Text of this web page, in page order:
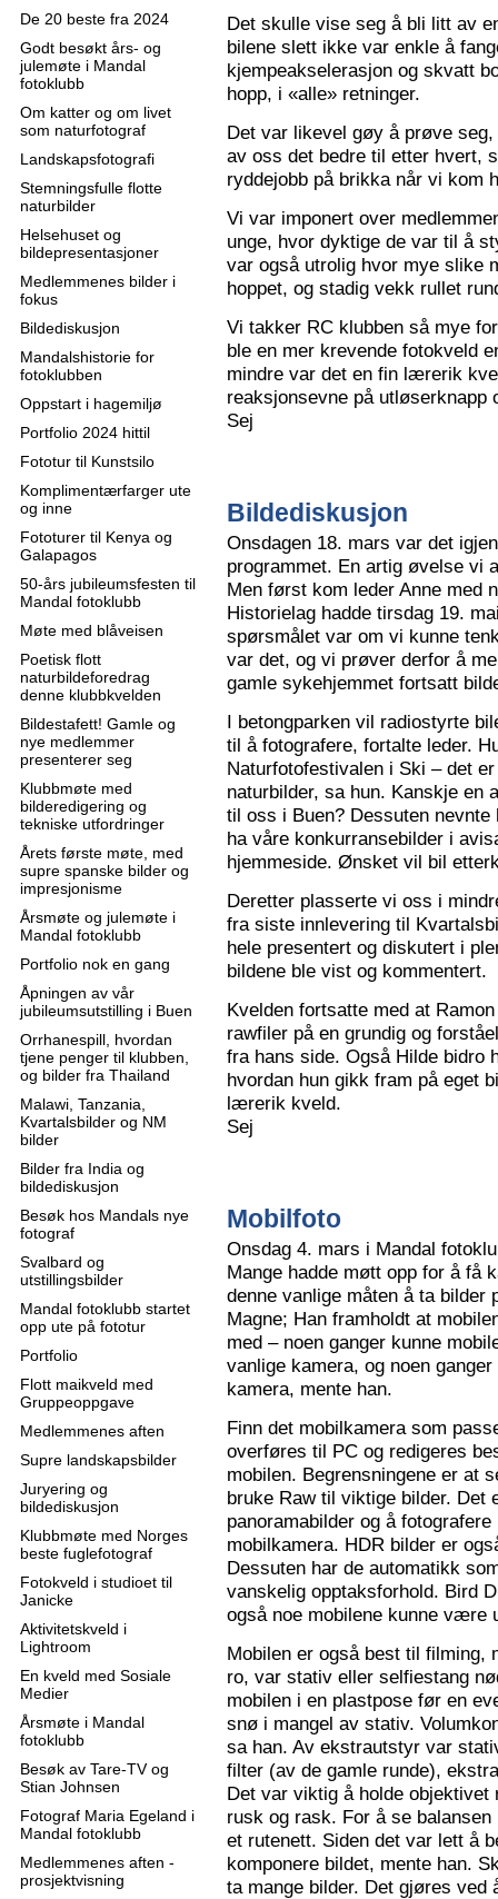
De 20 beste fra 2024
Godt besøkt års- og
julemøte i Mandal
fotoklubb
Om katter og om livet
som naturfotograf
Landskapsfotografi
Stemningsfulle flotte
naturbilder
Helsehuset og
bildepresentasjoner
Medlemmenes bilder i
fokus
Bildediskusjon
Mandalshistorie for
fotoklubben
Oppstart i hagemiljø
Portfolio 2024 hittil
Fototur til Kunstsilo
Komplimentærfarger ute
og inne
Fototurer til Kenya og
Galapagos
50-års jubileumsfesten til
Mandal fotoklubb
Møte med blåveisen
Poetisk flott
naturbildeforedrag
denne klubbkvelden
Bildestafett! Gamle og
nye medlemmer
presenterer seg
Klubbmøte med
bilderedigering og
tekniske utfordringer
Årets første møte, med
supre spanske bilder og
impresjonisme
Årsmøte og julemøte i
Mandal fotoklubb
Portfolio nok en gang
Åpningen av vår
jubileumsutstilling i Buen
Orrhanespill, hvordan
tjene penger til klubben,
og bilder fra Thailand
Malawi, Tanzania,
Kvartalsbilder og NM
bilder
Bilder fra India og
bildediskusjon
Besøk hos Mandals nye
fotograf
Svalbard og
utstillingsbilder
Mandal fotoklubb startet
opp ute på fototur
Portfolio
Flott maikveld med
Gruppeoppgave
Medlemmenes aften
Supre landskapsbilder
Juryering og
bildediskusjon
Klubbmøte med Norges
beste fuglefotograf
Fotokveld i studioet til
Janicke
Aktivitetskveld i
Lightroom
En kveld med Sosiale
Medier
Årsmøte i Mandal
fotoklubb
Besøk av Tare-TV og
Stian Johnsen
Fotograf Maria Egeland i
Mandal fotoklubb
Medlemmenes aften -
prosjektvisning
Det skulle vise seg å bli litt av
bilene slett ikke var enkle å
kjempeakselerasjon og skvatt
hopp, i «alle» retninger.
Det var likevel gøy å prøve
av oss det bedre til etter hvert,
ryddejobb på brikka når vi kom
Vi var imponert over
unge, hvor dyktige de var til å
var også utrolig hvor mye slike
hoppet, og stadig vekk rullet
Vi takker RC klubben så mye
ble en mer krevende fotokveld
mindre var det en fin lærerik
reaksjonsevne på utløserknapp
Sej
Bildediskusjon
Onsdagen 18. mars var det
programmet. En artig øvelse vi
Men først kom leder Anne med
Historielag hadde tirsdag 19.
spørsmålet var om vi kunne
var det, og vi prøver derfor å
gamle sykehjemmet fortsatt
I betongparken vil radiostyrte
til å fotografere, fortalte leder.
Naturfotofestivalen i Ski – det
naturbilder, sa hun. Kanskje en
til oss i Buen? Dessuten
ha våre konkurransebilder i
hjemmeside. Ønsket vil bil
Deretter plasserte vi oss i
fra siste innlevering til
hele presentert og diskutert i
bildene ble vist og kommentert.
Kvelden fortsatte med at
rawfiler på en grundig og
fra hans side. Også Hilde bidro
hvordan hun gikk fram på eget
lærerik kveld.
Sej
Mobilfoto
Onsdag 4. mars i Mandal
Mange hadde møtt opp for å få
denne vanlige måten å ta bilder
Magne; Han framholdt at
med – noen ganger kunne
vanlige kamera, og noen
kamera, mente han.
Finn det mobilkamera som
overføres til PC og redigeres
mobilen. Begrensningene er at
bruke Raw til viktige bilder. Det
panoramabilder og å
mobilkamera. HDR bilder er
Dessuten har de automatikk
vanskelig opptaksforhold. Bird
også noe mobilene kunne være
Mobilen er også best til filming,
ro, var stativ eller selfiestang
mobilen i en plastpose før en
snø i mangel av stativ.
sa han. Av ekstrautstyr var
filter (av de gamle runde),
Det var viktig å holde
rusk og rask. For å se
et rutenett. Siden det var lett å
komponere bildet, mente han.
ta mange bilder. Det gjøres ved